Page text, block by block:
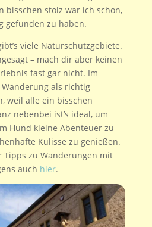
bisschen stolz war ich schon,
gefunden zu haben.
viele Naturschutzgebiete.
– mach dir aber keinen
fast gar nicht. Im
als richtig
weil alle ein bisschen
nebenbei ist’s ideal, um
Hund kleine Abenteuer zu
Kulisse zu genießen.
Tipps zu Wanderungen mit
auch hier.